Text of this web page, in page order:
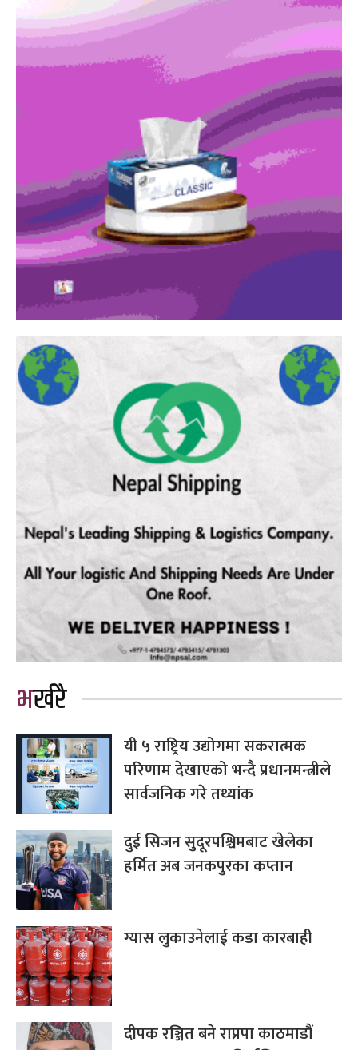
भर्खरै
यी ५ राष्ट्रिय उद्योगमा सकरात्मक
परिणाम देखाएको भन्दै प्रधानमन्त्रीले
सार्वजनिक गरे तथ्यांक
दुई सिजन सुदूरपश्चिमबाट खेलेका
हर्मित अब जनकपुरका कप्तान
ग्यास लुकाउनेलाई कडा कारबाही
दीपक रञ्जित बने राप्रपा काठमाडौं